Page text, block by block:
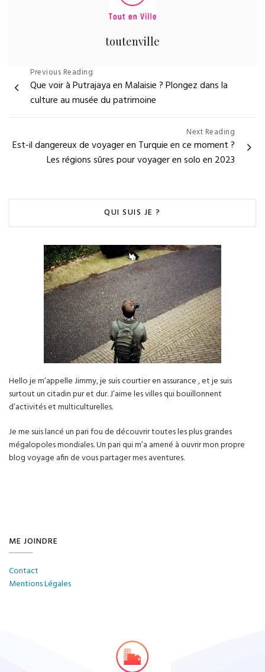
toutenville
Navigation
de
l’article
Previous Reading
Que voir à Putrajaya en Malaisie ? Plongez dans la
culture au musée du patrimoine
Next Reading
Est-il dangereux de voyager en Turquie en ce moment ?
Les régions sûres pour voyager en solo en 2023
QUI SUIS JE ?
Hello je m’appelle Jimmy, je suis courtier en assurance , et je suis
surtout un citadin pur et dur. J’aime les villes qui bouillonnent
d’activités et multiculturelles.
Je me suis lancé un pari fou de découvrir toutes les plus grandes
mégalopoles mondiales. Un pari qui m’a amené à ouvrir mon propre
blog voyage afin de vous partager mes aventures.
ME JOINDRE
Contact
Mentions Légales